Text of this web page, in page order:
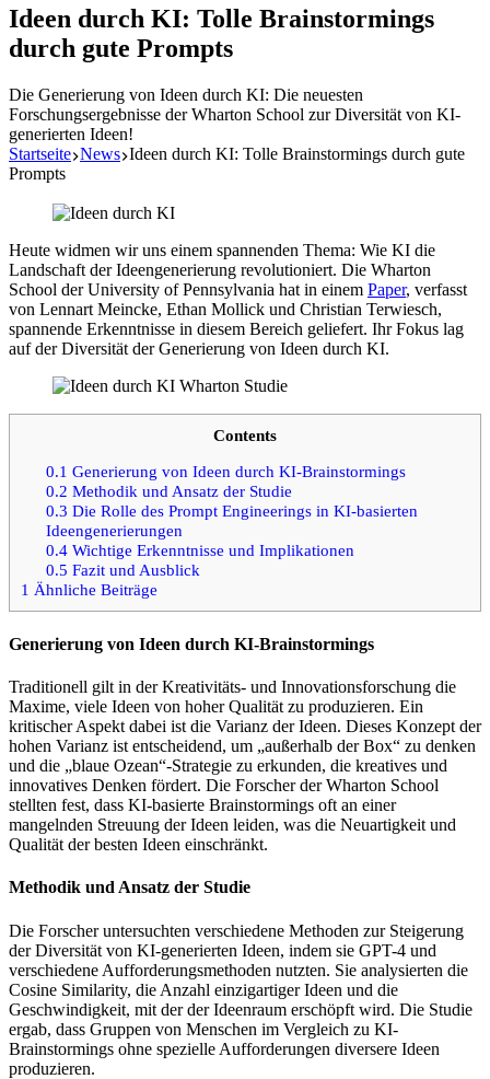
Ideen durch KI: Tolle Brainstormings
durch gute Prompts
Die Generierung von Ideen durch KI: Die neuesten
Forschungsergebnisse der Wharton School zur Diversität von KI-
generierten Ideen!
Startseite News Ideen durch KI: Tolle Brainstormings durch gute
Prompts
Heute widmen wir uns einem spannenden Thema: Wie KI die
Landschaft der Ideengenerierung revolutioniert. Die Wharton
School der University of Pennsylvania hat in einem Paper, verfasst
von Lennart Meincke, Ethan Mollick und Christian Terwiesch,
spannende Erkenntnisse in diesem Bereich geliefert. Ihr Fokus lag
auf der Diversität der Generierung von Ideen durch KI.
Contents
0.1 Generierung von Ideen durch KI-Brainstormings
0.2 Methodik und Ansatz der Studie
0.3 Die Rolle des Prompt Engineerings in KI-basierten
Ideengenerierungen
0.4Wichtige Erkenntnisse und Implikationen
0.5 Fazit und Ausblick
1 Ähnliche Beiträge
Generierung von Ideen durch KI-Brainstormings
Traditionell gilt in der Kreativitäts- und Innovationsforschung die
Maxime, viele Ideen von hoher Qualität zu produzieren. Ein
kritischer Aspekt dabei ist die Varianz der Ideen. Dieses Konzept der
hohen Varianz ist entscheidend, um „außerhalb der Box“ zu denken
und die „blaue Ozean“-Strategie zu erkunden, die kreatives und
innovatives Denken fördert. Die Forscher der Wharton School
stellten fest, dass KI-basierte Brainstormings oft an einer
mangelnden Streuung der Ideen leiden, was die Neuartigkeit und
Qualität der besten Ideen einschränkt.
Methodik und Ansatz der Studie
Die Forscher untersuchten verschiedene Methoden zur Steigerung
der Diversität von KI-generierten Ideen, indem sie GPT-4 und
verschiedene Aufforderungsmethoden nutzten. Sie analysierten die
Cosine Similarity, die Anzahl einzigartiger Ideen und die
Geschwindigkeit, mit der der Ideenraum erschöpft wird. Die Studie
ergab, dass Gruppen von Menschen im Vergleich zu KI-
Brainstormings ohne spezielle Aufforderungen diversere Ideen
produzieren.